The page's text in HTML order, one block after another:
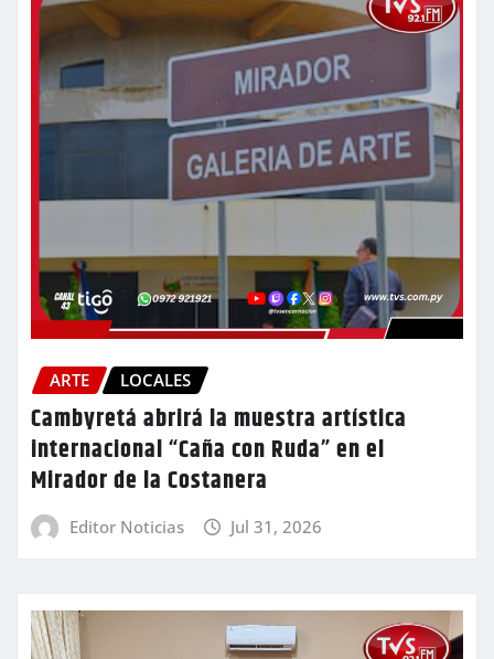
ARTE LOCALES
Cambyretá abrirá la muestra artística
internacional “Caña con Ruda” en el
Mirador de la Costanera
Editor Noticias Jul 31, 2026